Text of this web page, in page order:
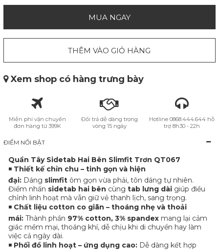
MUA NGAY
THÊM VÀO GIỎ HÀNG
Xem shop có hàng trưng bày
Miễn phí vận chuyển
đơn hàng từ 399K
Đổi trả dễ dàng trong
vòng 15 ngày
Hotline 0868.444.644 hỗ
trợ 8h30 - 22h
ĐIỂM NỔI BẬT
Quần Tây Sidetab Hai Bên Slimfit Trơn QT067
◾ Thiết kế chỉn chu – tinh gọn và hiện
đại: Dáng slimfit ôm gọn vừa phải, tôn dáng tự nhiên.
Điểm nhấn sidetab hai bên cùngtab lưng dài giúp điều
chỉnh linh hoạt mà vẫn giữ vẻ thanh lịch, sang trọng.
◾ Chất liệu cotton co giãn – thoáng nhẹ và thoải
mái: Thành phần 97% cotton, 3% spandex mang lại cảm
giác mềm mại, thoáng khí, dễ chịu khi di chuyển hay làm
việc cả ngày dài.
◾ Phối đồ linh hoạt – ứng dụng cao: Dễ dàng kết hợp